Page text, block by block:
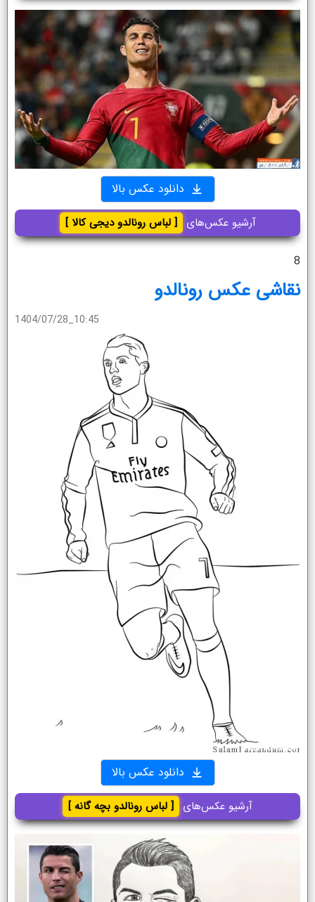
دانلود عکس بالا
آرشیو عکس‌های [ لباس رونالدو دیجی کالا ]
8
نقاشی عکس رونالدو
1404/07/28_10:45
دانلود عکس بالا
آرشیو عکس‌های [ لباس رونالدو بچه گانه ]